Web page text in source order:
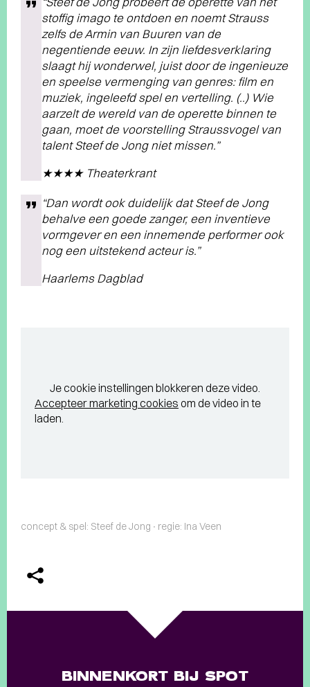
stoffig imago te ontdoen en noemt Strauss
zelfs de Armin van Buuren van de
negentiende eeuw. In zijn liefdesverklaring
slaagt hij wonderwel, juist door de ingenieuze
en speelse vermenging van genres: film en
muziek, ingeleefd spel en vertelling. (..) Wie
aarzelt de wereld van de operette binnen te
gaan, moet de voorstelling Straussvogel van
talent Steef de Jong niet missen.”
★★★★ Theaterkrant
“Dan wordt ook duidelijk dat Steef de Jong
behalve een goede zanger, een inventieve
vormgever en een innemende performer ook
nog een uitstekend acteur is.”
Haarlems Dagblad
Je cookie instellingen blokkeren deze video.
Accepteer marketing cookies om de video in te
laden.
concept & spel: Steef de Jong ∙ regie: Ina Veen
BINNENKORT BIJ SPOT